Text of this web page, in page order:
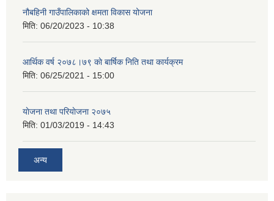
नौबहिनी गाउँपालिकाको क्षमता विकास योजना
मिति: 06/20/2023 - 10:38
आर्थिक वर्ष २०७८।७९ काे बार्षिक निति तथा कार्यक्रम
मिति: 06/25/2021 - 15:00
याेजना तथा परियाेजना २०७५
मिति: 01/03/2019 - 14:43
अन्य